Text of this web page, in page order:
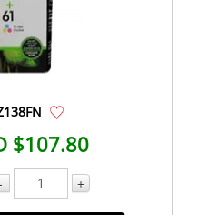
$107.80
+